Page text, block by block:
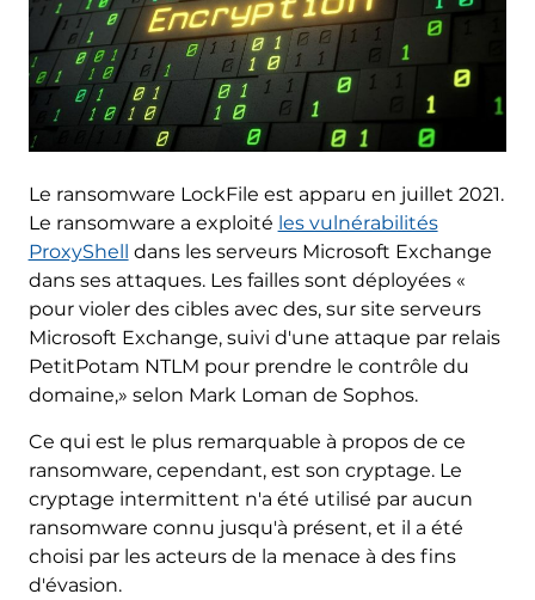
Le ransomware LockFile est apparu en juillet 2021.
Le ransomware a exploité les vulnérabilités
ProxyShell dans les serveurs Microsoft Exchange
dans ses attaques. Les failles sont déployées «
pour violer des cibles avec des, sur site serveurs
Microsoft Exchange, suivi d'une attaque par relais
PetitPotam NTLM pour prendre le contrôle du
domaine,» selon Mark Loman de Sophos.
Ce qui est le plus remarquable à propos de ce
ransomware, cependant, est son cryptage. Le
cryptage intermittent n'a été utilisé par aucun
ransomware connu jusqu'à présent, et il a été
choisi par les acteurs de la menace à des fins
d'évasion.